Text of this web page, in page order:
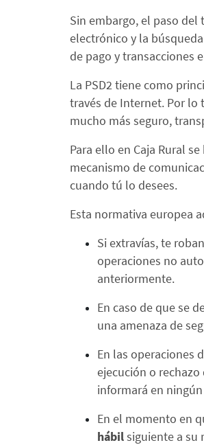
Sin embargo, el paso
electrónico y la
de pago y transacciones
La PSD2 tiene como
través de Internet. Por lo
mucho más seguro,
Para ello en Caja Rural
mecanismo de
cuando tú lo desees.
Esta normativa europea
Si extravías, te
operaciones no
anteriormente.
En caso de que se
una amenaza de
En las operaciones
ejecución o
informará en
En el momento en
hábilsiguiente a su